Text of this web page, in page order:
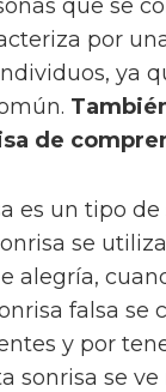
que se
por
ya
de
es un tipo
se
alegría,
falsa se
y por
sonrisa se